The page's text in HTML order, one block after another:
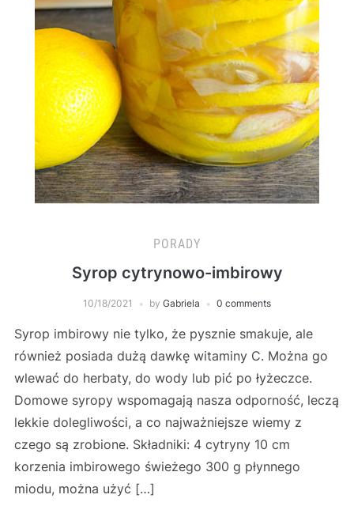
PORADY
Syrop cytrynowo-imbirowy
10/18/2021 by Gabriela 0 comments
Syrop imbirowy nie tylko, że pysznie smakuje, ale
również posiada dużą dawkę witaminy C. Można go
wlewać do herbaty, do wody lub pić po łyżeczce.
Domowe syropy wspomagają nasza odporność, leczą
lekkie dolegliwości, a co najważniejsze wiemy z
czego są zrobione. Składniki: 4 cytryny 10 cm
korzenia imbirowego świeżego 300 g płynnego
miodu, można użyć […]